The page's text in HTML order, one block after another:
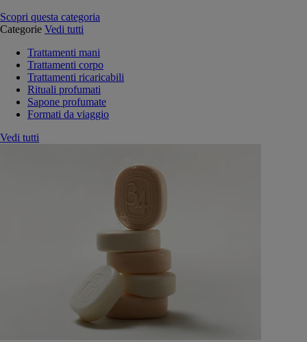
Scopri questa categoria
Categorie Vedi tutti
Trattamenti mani
Trattamenti corpo
Trattamenti ricaricabili
Rituali profumati
Sapone profumate
Formati da viaggio
Vedi tutti